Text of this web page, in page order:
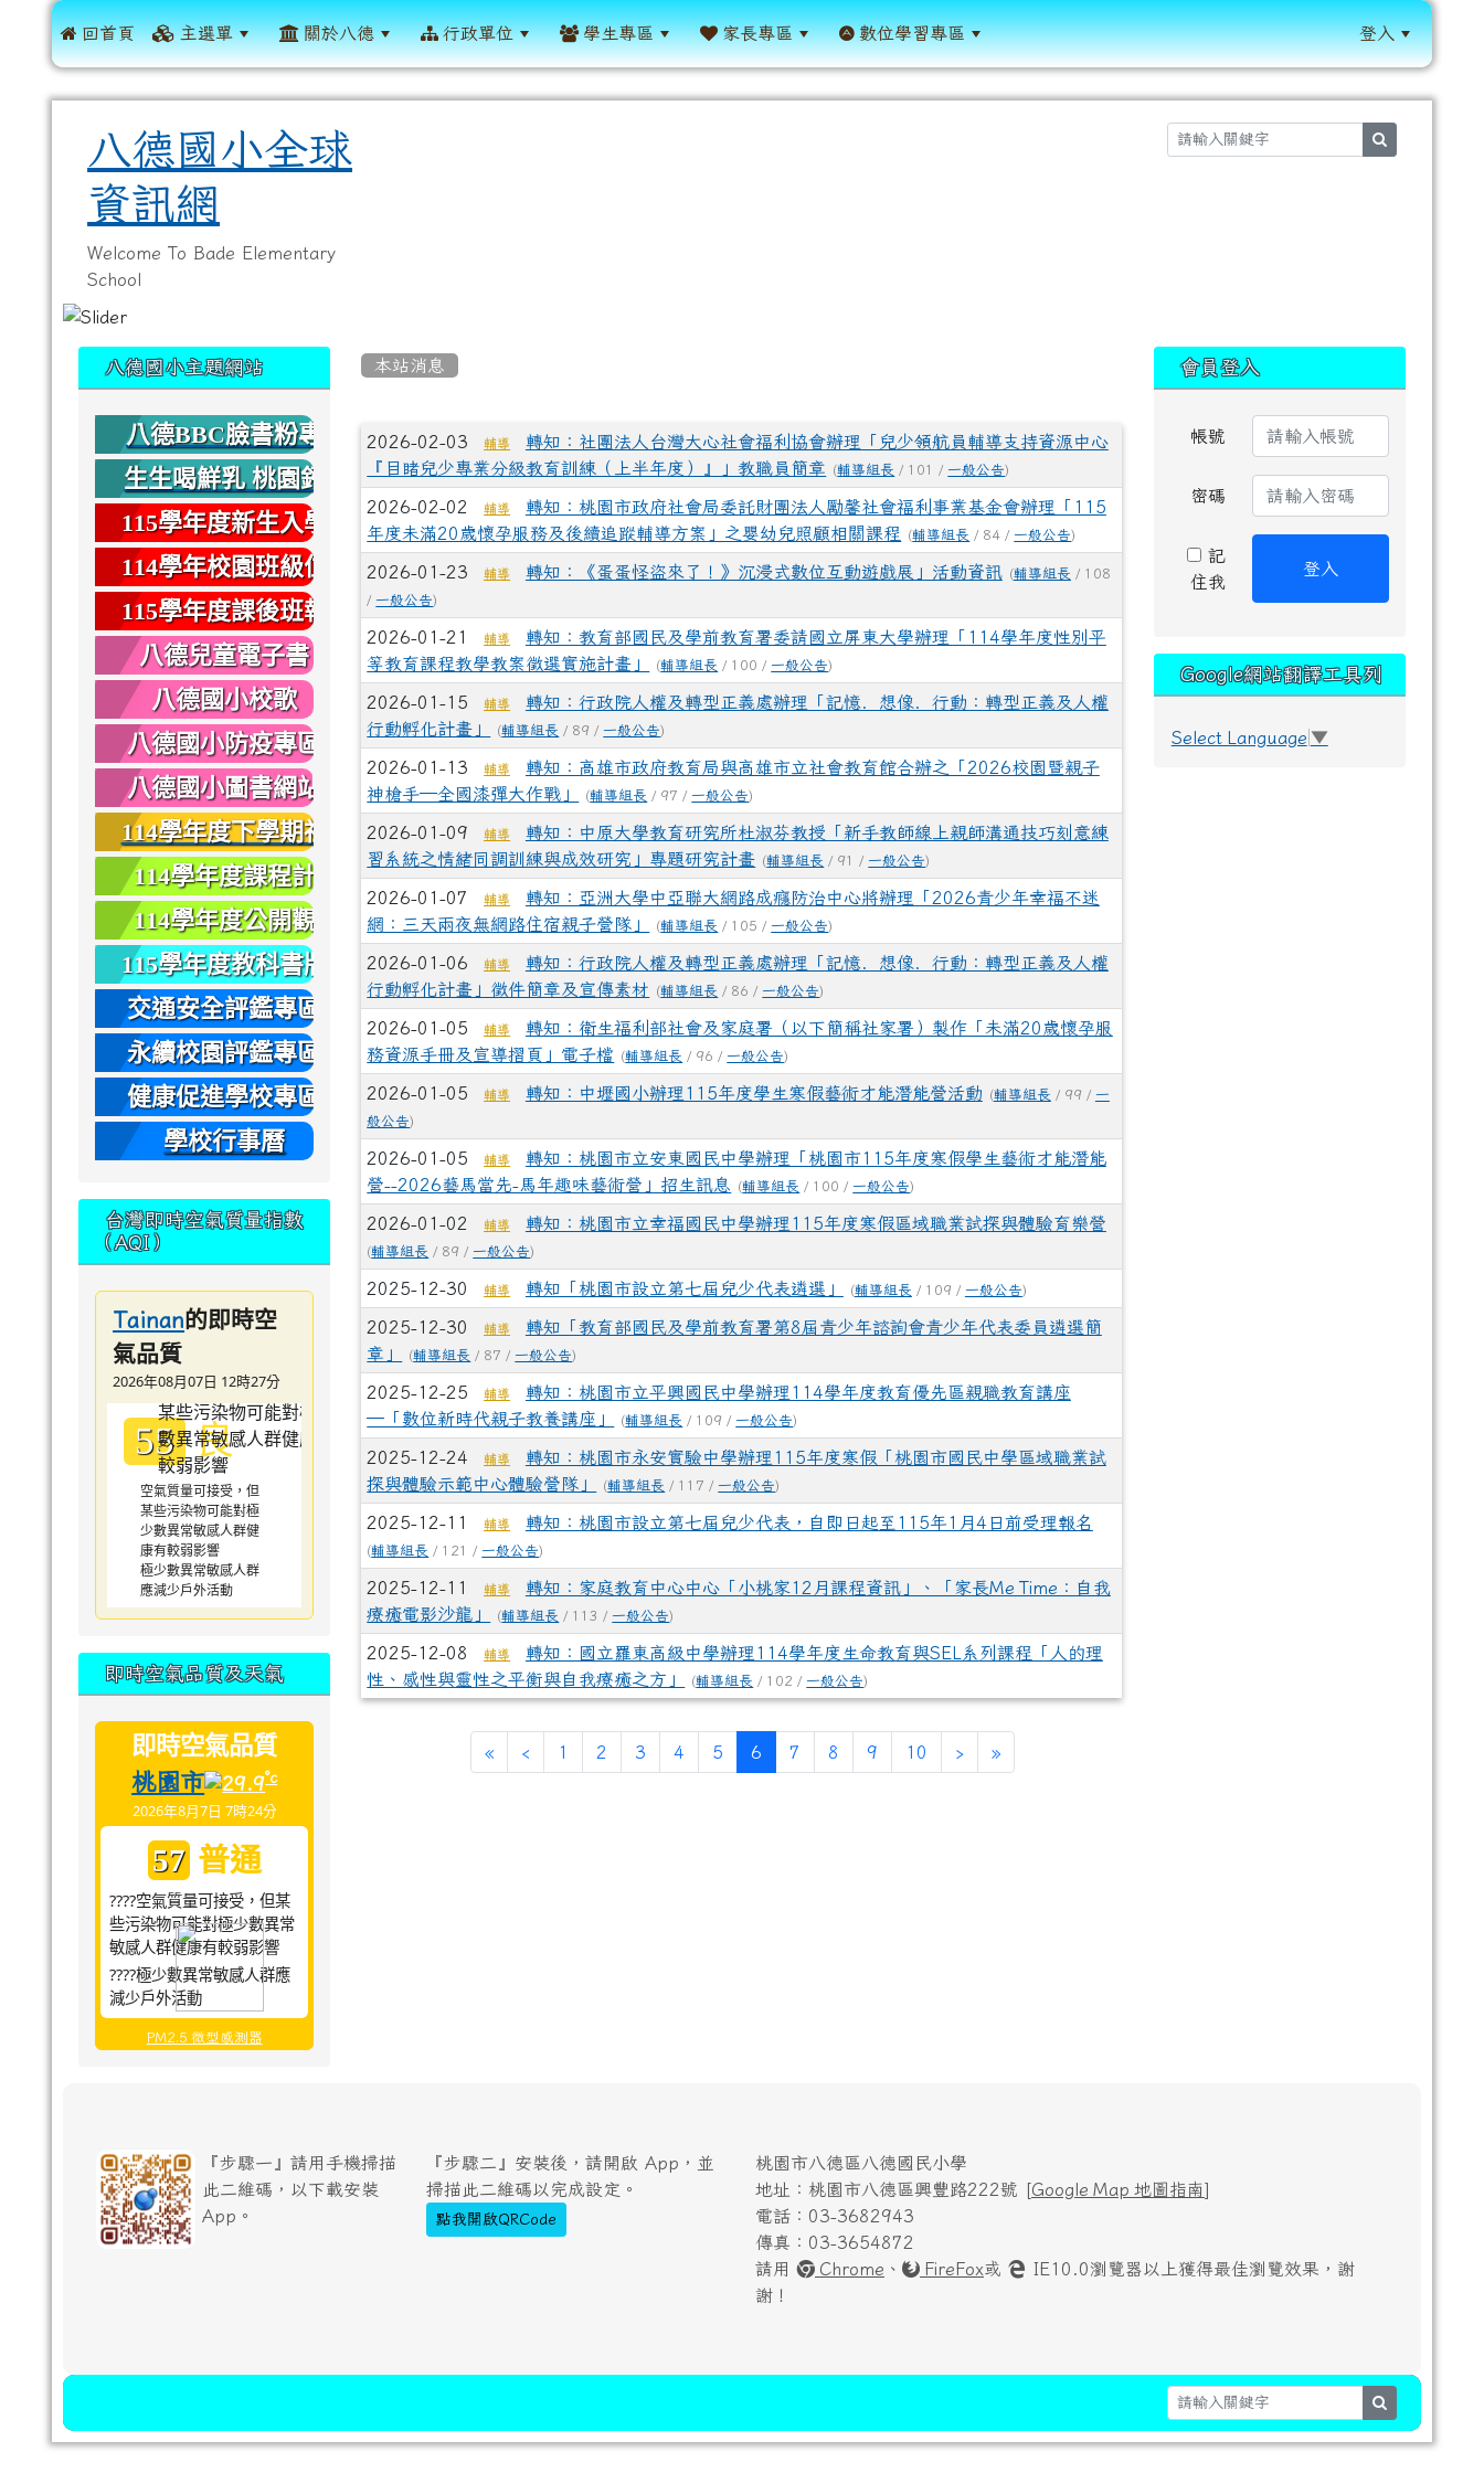
 回首頁 主選單 關於八德 行政單位 學生專區 家長專區 數位學習專區 登入
八德國小全球
資訊網
Welcome To Bade Elementary
School
本站消息
文章列表
2026-02-03 輔導
轉知：社團法人台灣大心社會福利協會辦理「兒少領航員輔導支持資源中心
『目睹兒少專業分級教育訓練（上半年度）』」教職員簡章
(輔導組長 / 101 / 一般公告)
2026-02-02 輔導
轉知：桃園市政府社會局委託財團法人勵馨社會福利事業基金會辦理「115
年度未滿20歲懷孕服務及後續追蹤輔導方案」之嬰幼兒照顧相關課程
(輔導組長 / 84 / 一般公告)
2026-01-23 輔導 轉知：《蛋蛋怪盜來了！》沉浸式數位互動遊戲展」活動資訊 (輔導組長 / 108
/ 一般公告)
2026-01-21 輔導
轉知：教育部國民及學前教育署委請國立屏東大學辦理「114學年度性別平
等教育課程教學教案徵選實施計畫」
(輔導組長 / 100 / 一般公告)
2026-01-15 輔導
轉知：行政院人權及轉型正義處辦理「記憶．想像．行動：轉型正義及人權
行動孵化計畫」
(輔導組長 / 89 / 一般公告)
2026-01-13 輔導
轉知：高雄市政府教育局與高雄市立社會教育館合辦之「2026校園暨親子
神槍手─全國漆彈大作戰」
(輔導組長 / 97 / 一般公告)
2026-01-09 輔導
轉知：中原大學教育研究所杜淑芬教授「新手教師線上親師溝通技巧刻意練
習系統之情緒同調訓練與成效研究」專題研究計畫 (輔導組長 / 91 / 一般公告)
2026-01-07 輔導
轉知：亞洲大學中亞聯大網路成癮防治中心將辦理「2026青少年幸福不迷
網：三天兩夜無網路住宿親子營隊」
(輔導組長 / 105 / 一般公告)
2026-01-06 輔導
轉知：行政院人權及轉型正義處辦理「記憶．想像．行動：轉型正義及人權
行動孵化計畫」徵件簡章及宣傳素材
(輔導組長 / 86 / 一般公告)
2026-01-05 輔導
轉知：衛生福利部社會及家庭署（以下簡稱社家署）製作「未滿20歲懷孕服
務資源手冊及宣導摺頁」電子檔
(輔導組長 / 96 / 一般公告)
2026-01-05 輔導 轉知：中壢國小辦理115年度學生寒假藝術才能潛能營活動 (輔導組長 / 99 / 一
般公告)
2026-01-05 輔導
轉知：桃園市立安東國民中學辦理「桃園市115年度寒假學生藝術才能潛能
營--2026藝馬當先-馬年趣味藝術營」招生訊息
(輔導組長 / 100 / 一般公告)
2026-01-02 輔導 轉知：桃園市立幸福國民中學辦理115年度寒假區域職業試探與體驗育樂營
(輔導組長 / 89 / 一般公告)
2025-12-30 輔導 轉知「桃園市設立第七屆兒少代表遴選」 (輔導組長 / 109 / 一般公告)
2025-12-30 輔導
轉知「教育部國民及學前教育署第8屆青少年諮詢會青少年代表委員遴選簡
章」
(輔導組長 / 87 / 一般公告)
2025-12-25 輔導
轉知：桃園市立平興國民中學辦理114學年度教育優先區親職教育講座
─「數位新時代親子教養講座」
(輔導組長 / 109 / 一般公告)
2025-12-24 輔導
轉知：桃園市永安實驗中學辦理115年度寒假「桃園市國民中學區域職業試
探與體驗示範中心體驗營隊」
(輔導組長 / 117 / 一般公告)
2025-12-11 輔導 轉知：桃園市設立第七屆兒少代表，自即日起至115年1月4日前受理報名
(輔導組長 / 121 / 一般公告)
2025-12-11 輔導
轉知：家庭教育中心中心「小桃家12月課程資訊」、「家長Me Time：自我
療癒電影沙龍」
(輔導組長 / 113 / 一般公告)
2025-12-08 輔導
轉知：國立羅東高級中學辦理114學年度生命教育與SEL系列課程「人的理
性、感性與靈性之平衡與自我療癒之方」
(輔導組長 / 102 / 一般公告)
« ‹ 1 2 3 4 5 6(current)
7 8 9 10 › »
八德國小主題網站
八德BBC臉書粉專
生生喝鮮乳 桃園鈣
健康
115學年度新生入學
專區
114學年校園班級位
置圖
115學年度課後班報
名
八德兒童電子書
八德國小校歌
八德國小防疫專區
八德國小圖書網站
114學年度下學期社
團報名
114學年度課程計
畫
114學年度公開觀
課
115學年度教科書版
本
交通安全評鑑專區
永續校園評鑑專區
健康促進學校專區
學校行事曆
台灣即時空氣質量指數
（AQI）
Tainan的即時空
氣品質
2026年08月07日 12時27分
55 良
空氣質量可接受，但
某些污染物可能對極
少數異常敏感人群健
康有較弱影響
極少數異常敏感人群
應減少戶外活動
即時空氣品質及天氣
即時空氣品質
桃園市 29.9°c
2026年8月7日 7時24分
57 普通
????空氣質量可接受，但某
些污染物可能對極少數異常
敏感人群健康有較弱影響
????極少數異常敏感人群應
減少戶外活動
PM2.5 微型感測器
會員登入
帳號
密碼
記
住我
登入
Google網站翻譯工具列
Select Language ▼
『步驟一』請用手機掃描
此二維碼，以下載安裝
App。
『步驟二』安裝後，請開啟 App，並
掃描此二維碼以完成設定。
點我開啟QRCode
桃園市八德區八德國民小學
地址：桃園市八德區興豐路222號 [Google Map 地圖指南]
電話：03-3682943
傳真：03-3654872
請用
Chrome 、 FireFox或
IE10.0瀏覽器以上獲得最佳瀏覽效果，謝
謝！